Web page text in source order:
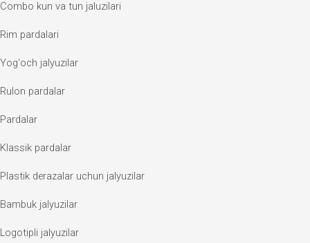
Combo kun va tun jaluzilari
Rim pardalari
Yog‘och jalyuzilar
Rulon pardalar
Pardalar
Klassik pardalar
Plastik derazalar uchun jalyuzilar
Bambuk jalyuzilar
Logotipli jalyuzilar